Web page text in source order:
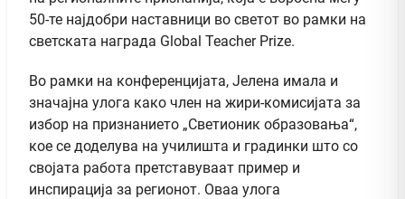
50-те најдобри наставници во светот во рамки на
светската награда Global Teacher Prize.
Во рамки на конференцијата, Јелена имала и
значајна улога како член на жири-комисијата за
избор на признанието „Светионик образовања“,
кое се доделува на училишта и градинки што со
својата работа претставуваат пример и
инспирација за регионот. Оваа улога